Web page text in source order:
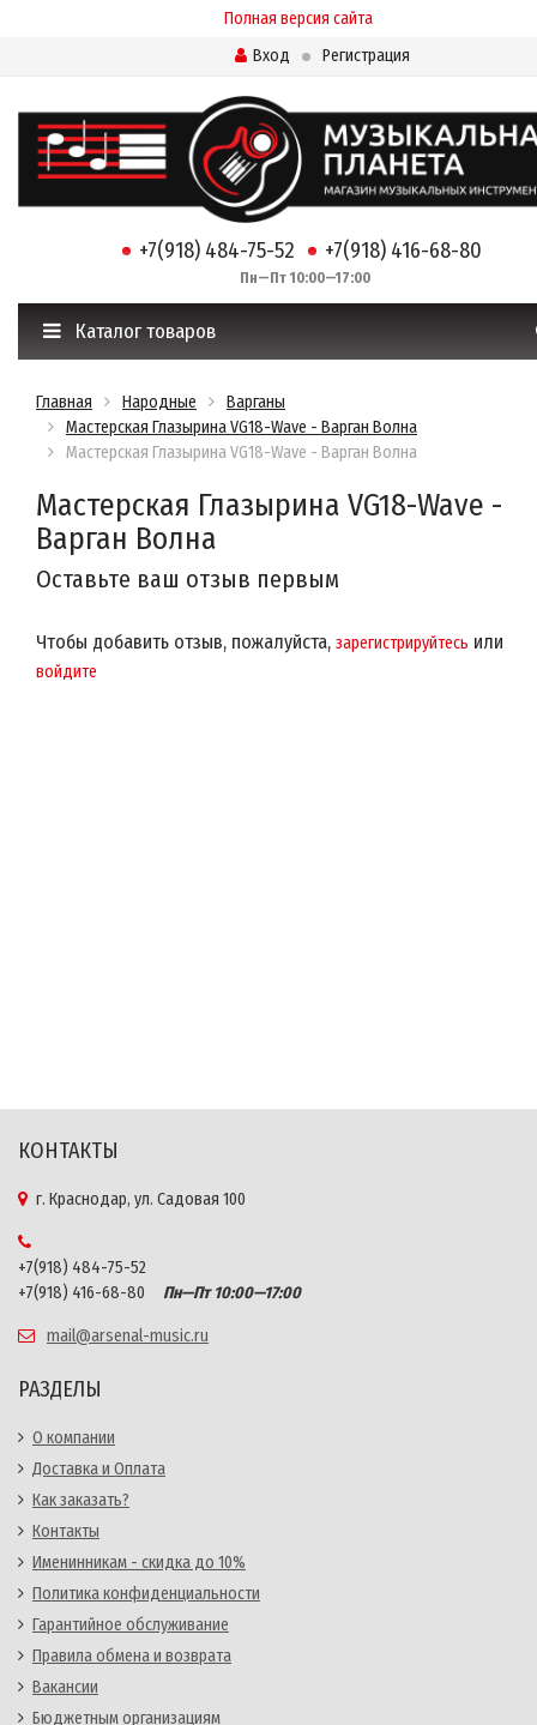
Полная версия сайта
Вход
Регистрация
+7(918) 484-75-52 +7(918) 416-68-80
Пн—Пт 10:00—17:00
Каталог товаров
Главная Народные
Варганы
Мастерская Глазырина VG18-Wave - Варган Волна
Мастерская Глазырина VG18-Wave - Варган Волна
Мастерская Глазырина VG18-Wave -
Варган Волна
Оставьте ваш отзыв первым
Чтобы добавить отзыв, пожалуйста, зарегистрируйтесь или
войдите
КОНТАКТЫ
г. Краснодар, ул. Садовая 100
+7(918) 484-75-52
+7(918) 416-68-80
Пн—Пт 10:00—17:00
mail@arsenal-music.ru
РАЗДЕЛЫ
О компании
Доставка и Оплата
Как заказать?
Контакты
Именинникам - скидка до 10%
Политика конфиденциальности
Гарантийное обслуживание
Правила обмена и возврата
Вакансии
Бюджетным организациям